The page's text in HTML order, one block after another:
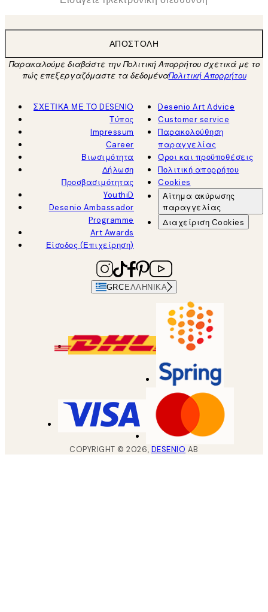
ΑΠΟΣΤΟΛΉ
Παρακαλούμε διαβάστε την Πολιτική Απορρήτου σχετικά με το
πώς επεξεργαζόμαστε τα δεδομέναΠολιτική Απορρήτου
ΣΧΕΤΙΚΑ ΜΕ ΤΟ DESENIO
Τύπος
Impressum
Career
Βιωσιμότητα
Δήλωση
Προσβασιμότητας
YouthiD
Desenio Ambassador
Programme
Art Awards
Είσοδος (Επιχείρηση)
Desenio Art Advice
Customer service
Παρακολούθηση
παραγγελίας
Όροι και προϋποθέσεις
Πολιτική απορρήτου
Cookies
Αίτημα ακύρωσης
παραγγελίας
Διαχείριση Cookies
GRC ΕΛΛΗΝΙΚΆ
COPYRIGHT ©2026, DESENIO AB